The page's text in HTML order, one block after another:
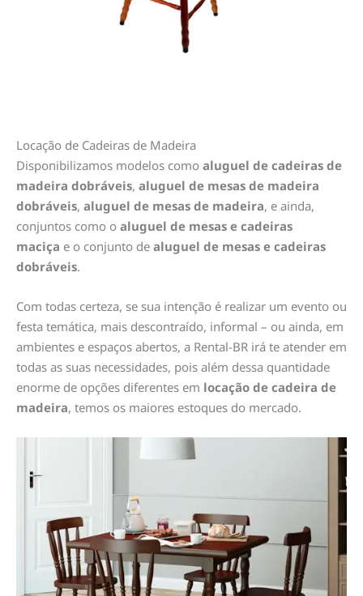
Locação de Cadeiras de Madeira
Disponibilizamos modelos como aluguel de cadeiras de
madeira dobráveis, aluguel de mesas de madeira
dobráveis, aluguel de mesas de madeira, e ainda,
conjuntos como o aluguel de mesas e cadeiras
maciça e o conjunto de aluguel de mesas e cadeiras
dobráveis.
Com todas certeza, se sua intenção é realizar um evento ou
festa temática, mais descontraído, informal – ou ainda, em
ambientes e espaços abertos, a Rental-BR irá te atender em
todas as suas necessidades, pois além dessa quantidade
enorme de opções diferentes em locação de cadeira de
madeira, temos os maiores estoques do mercado.